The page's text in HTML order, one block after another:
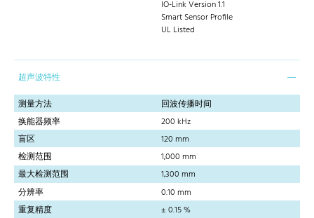
IO-Link Version 1.1
Smart Sensor Profile
UL Listed
超声波特性
测量方法
回波传播时间
换能器频率
200 kHz
盲区
120 mm
检测范围
1,000 mm
最大检测范围
1,300 mm
分辨率
0.10 mm
重复精度
± 0.15 %